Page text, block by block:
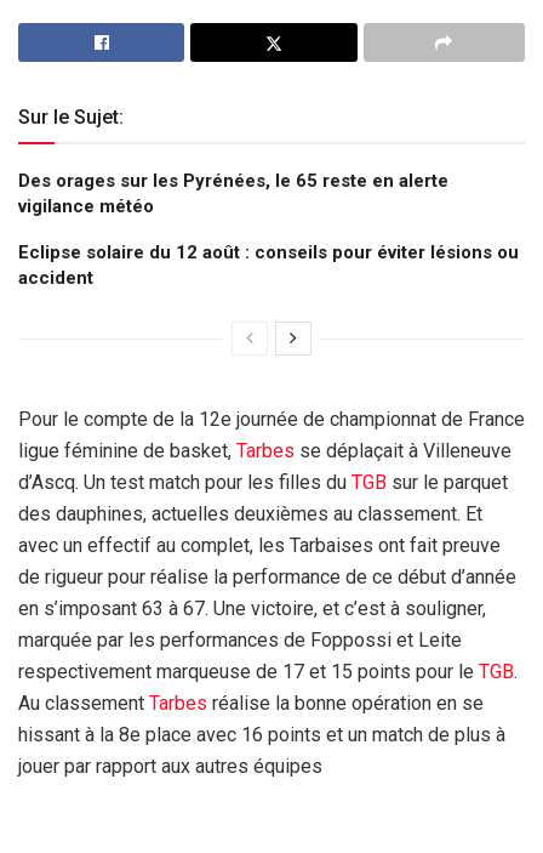
Sur le Sujet:
Des orages sur les Pyrénées, le 65 reste en alerte
vigilance météo
Eclipse solaire du 12 août : conseils pour éviter lésions ou
accident
Pour le compte de la 12e journée de championnat de France
ligue féminine de basket, Tarbes se déplaçait à Villeneuve
d’Ascq. Un test match pour les filles du TGB sur le parquet
des dauphines, actuelles deuxièmes au classement. Et
avec un effectif au complet, les Tarbaises ont fait preuve
de rigueur pour réalise la performance de ce début d’année
en s’imposant 63 à 67. Une victoire, et c’est à souligner,
marquée par les performances de Foppossi et Leite
respectivement marqueuse de 17 et 15 points pour le TGB.
Au classement Tarbes réalise la bonne opération en se
hissant à la 8e place avec 16 points et un match de plus à
jouer par rapport aux autres équipes